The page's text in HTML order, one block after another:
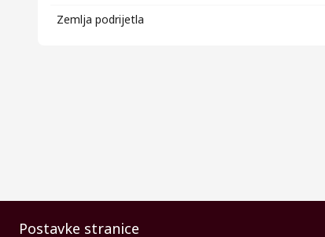
Zemlja podrijetla
Postavke stranice